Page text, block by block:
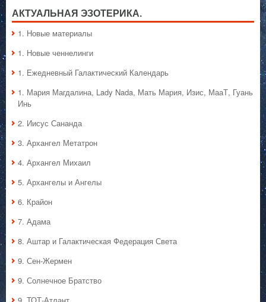
говорит
твоё
АКТУАЛЬНАЯ ЭЗОТЕРИКА.
1. Hовые материалы
1. Hовые ченнелинги
1. Ежедневный Галактический Календарь
1. Мария Магдалина, Lady Nada, Мать Мария, Изис, МааТ, Гуань
Инь
2. Иисус Сананда
3. Архангел Метатрон
4. Архангел Михаил
5. Архангелы и Ангелы
6. Крайон
7. Адама
8. Аштар и Галактическая Федерация Света
9. Сен-Жермен
9. Солнечное Братство